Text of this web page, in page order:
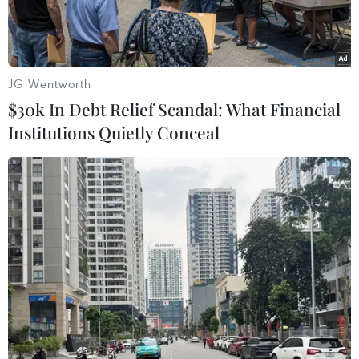
thời gian tới.
Kỳ họp lần thứ 3 Ủy ban Hỗn hợp về Kinh tế Việt Nam-Canada.
(Ảnh: TTXVN phát)
Theo phóng viên TTXVN tại Ottawa, ngày 5/6, Kỳ
họp lần thứ ba Ủy ban Hỗn hợp về Kinh tế Việt
Nam-Canada (JEC 3) đã diễn ra dưới sự đồng
JG Wentworth
$30k In Debt Relief Scandal: What Financial
Institutions Quietly Conceal